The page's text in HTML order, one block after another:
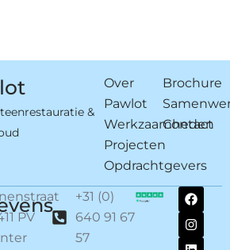
&
Over
Pawlot
Werkzaamheden
Projecten
Opdrachtgevers
Brochure
Contact
PV
+31 (0)
640 91 67
57